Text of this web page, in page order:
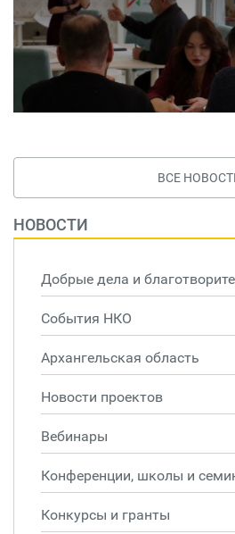
ВСЕ
НОВОСТИ
Добрые дела и
События НКО
Архангельская область
Новости проектов
Вебинары
Конференции, школы и
Конкурсы и гранты